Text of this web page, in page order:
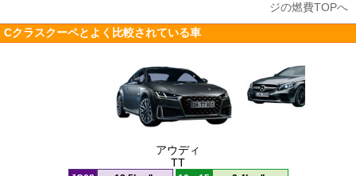
ジの燃費TOPへ
Cクラスクーペとよく比較されている車
アウディ
TT